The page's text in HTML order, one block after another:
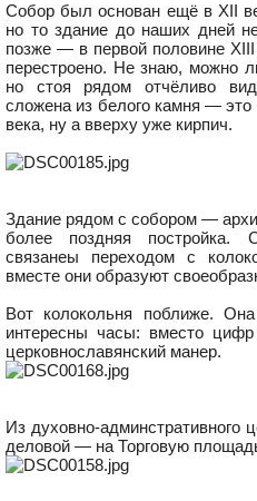
Собор был основан ещё в XII
но то здание до наших дней
позже — в первой половине
перестроено. Не знаю, можно
но стоя рядом отчёливо
сложена из белого камня — это
века, ну а вверху уже кирпич.
Здание рядом с собором —
более поздняя
связанеы переходом с
вместе они образуют
Вот колокольня поближе.
интересны часы: вместо
церковнославянский манер.
Из духовно-админстративного
деловой — на Торговую